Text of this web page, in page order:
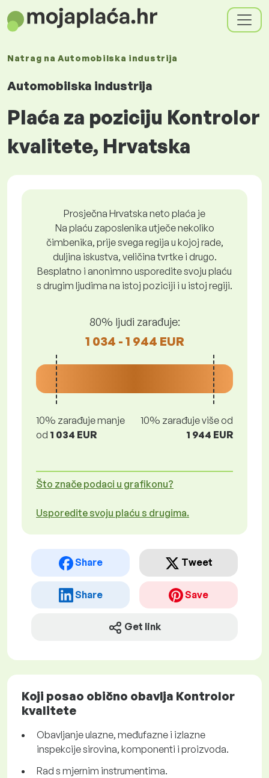
Natrag na Automobilska industrija
Automobilska industrija
Plaća za poziciju Kontrolor
kvalitete, Hrvatska
Prosječna Hrvatska neto plaća je
Na plaću zaposlenika utječe nekoliko
čimbenika, prije svega regija u kojoj rade,
duljina iskustva, veličina tvrtke i drugo.
Besplatno i anonimno usporedite svoju plaću
s drugim ljudima na istoj poziciji i u istoj regiji.
80% ljudi zarađuje:
1 034 - 1 944 EUR
10% zarađuje manje
od 1 034 EUR
10% zarađuje više od
1 944 EUR
Što znače podaci u grafikonu?
Usporedite svoju plaću s drugima.
Share Tweet
Share Save
Get link
Koji posao obično obavlja Kontrolor
kvalitete
Obavljanje ulazne, međufazne i izlazne
inspekcije sirovina, komponenti i proizvoda.
Rad s mjernim instrumentima.